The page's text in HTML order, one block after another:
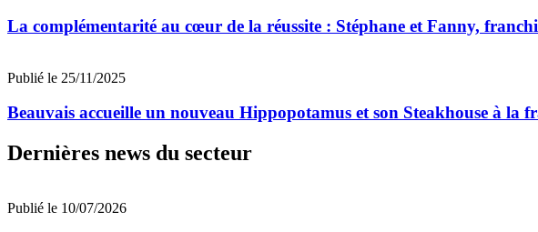
La complémentarité au cœur de la réussite : Stéphane et Fanny,
Publié le 25/11/2025
Beauvais accueille un nouveau Hippopotamus et son Steakhouse à la
Dernières news du secteur
Publié le 10/07/2026